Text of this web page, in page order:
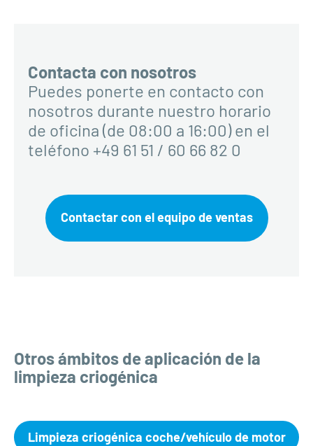
Contacta con nosotros
Puedes ponerte en contacto con
nosotros durante nuestro horario
de oficina (de 08:00 a 16:00) en el
teléfono +49 61 51 / 60 66 82 0
Contactar con el equipo de ventas
Otros ámbitos de aplicación de la
limpieza criogénica
Limpieza criogénica coche/vehículo de motor